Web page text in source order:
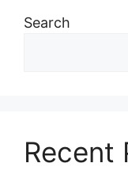
Search
Recent